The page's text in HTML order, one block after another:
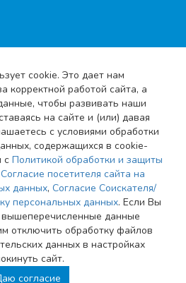
cookie. Это дает нам
корректной работой сайта, а
чтобы развивать наши
на сайте и (или) давая
с условиями обработки
содержащихся в cookie-
с Политикой обработки и защиты
Согласие посетителя сайта на
данных, Согласие Соискателя/
персональных данных. Если Вы
данные
отключить обработку файлов
данных в настройках
сайт.
согласие
Shod-razval.org
сайта
персональных данных
сайта на обработку
данных
сотрудника на обработку